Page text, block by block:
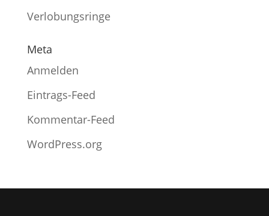
Verlobungsringe
Meta
Anmelden
Eintrags-Feed
Kommentar-Feed
WordPress.org